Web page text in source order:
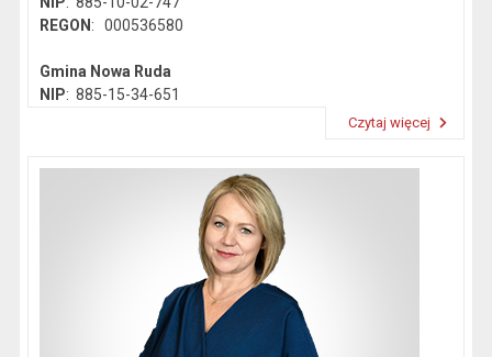
REGON : 000536580
Gmina Nowa Ruda
NIP: 885-15-34-651
Czytaj więcej